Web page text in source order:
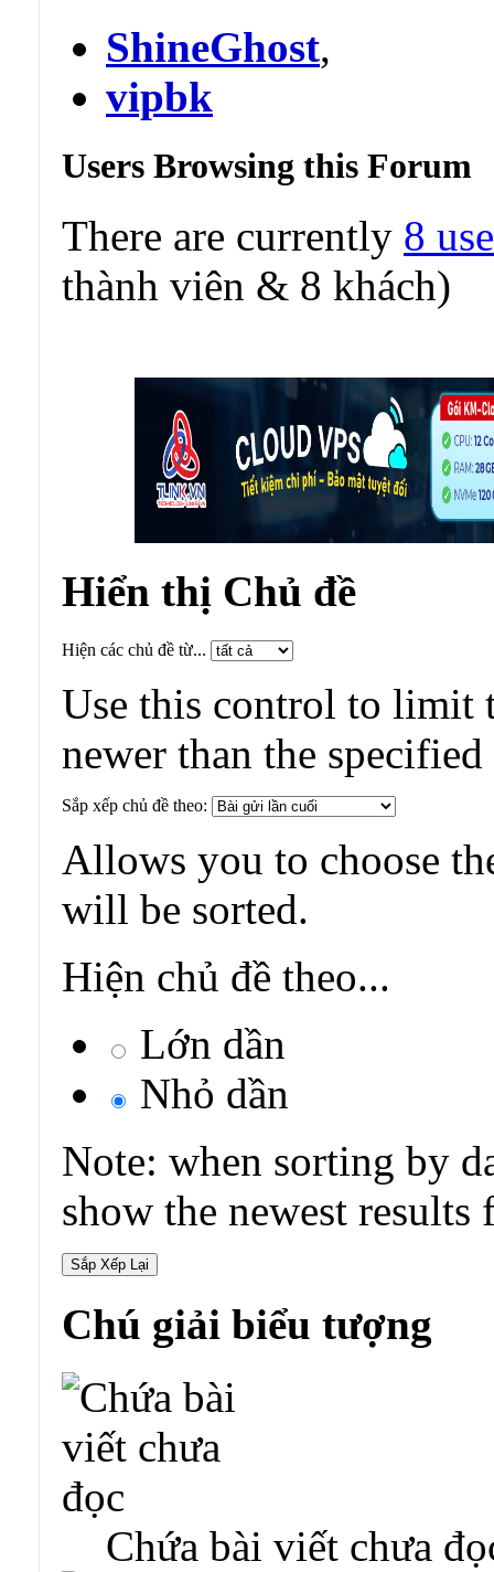
ShineGhost,
vipbk
Users Browsing this Forum
There are currently 8
thành viên & 8 khách)
Hiển thị Chủ đề
Hiện các chủ đề từ...
Use this control to limit
newer than the
Sắp xếp chủ đề theo:
Allows you to choose
will be sorted.
Hiện chủ đề theo...
Lớn dần
Nhỏ dần
Note: when sorting by
show the newest results
Chú giải biểu tượng
Chứa bài viết chưa